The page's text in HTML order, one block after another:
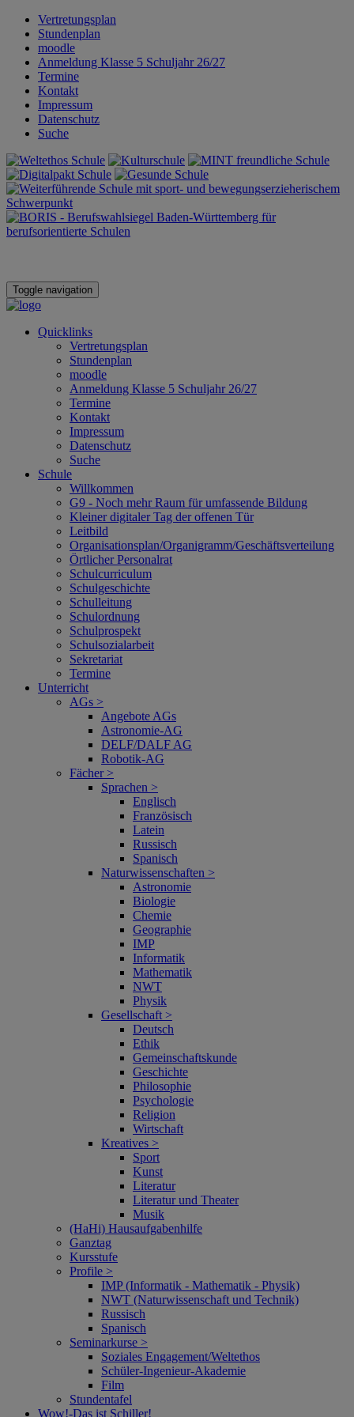
Vertretungsplan
Stundenplan
moodle
Anmeldung Klasse 5 Schuljahr 26/27
Termine
Kontakt
Impressum
Datenschutz
Suche
Toggle navigation
Quicklinks
Vertretungsplan
Stundenplan
moodle
Anmeldung Klasse 5 Schuljahr 26/27
Termine
Kontakt
Impressum
Datenschutz
Suche
Schule
Willkommen
G9 - Noch mehr Raum für umfassende Bildung
Kleiner digitaler Tag der offenen Tür
Leitbild
Organisationsplan/Organigramm/Geschäftsverteilung
Örtlicher Personalrat
Schulcurriculum
Schulgeschichte
Schulleitung
Schulordnung
Schulprospekt
Schulsozialarbeit
Sekretariat
Termine
Unterricht
AGs >
Angebote AGs
Astronomie-AG
DELF/DALF AG
Robotik-AG
Fächer >
Sprachen >
Englisch
Französisch
Latein
Russisch
Spanisch
Naturwissenschaften >
Astronomie
Biologie
Chemie
Geographie
IMP
Informatik
Mathematik
NWT
Physik
Gesellschaft >
Deutsch
Ethik
Gemeinschaftskunde
Geschichte
Philosophie
Psychologie
Religion
Wirtschaft
Kreatives >
Sport
Kunst
Literatur
Literatur und Theater
Musik
(HaHi) Hausaufgabenhilfe
Ganztag
Kursstufe
Profile >
IMP (Informatik - Mathematik - Physik)
NWT (Naturwissenschaft und Technik)
Russisch
Spanisch
Seminarkurse >
Soziales Engagement/Weltethos
Schüler-Ingenieur-Akademie
Film
Stundentafel
Wow!‑Das ist Schiller!